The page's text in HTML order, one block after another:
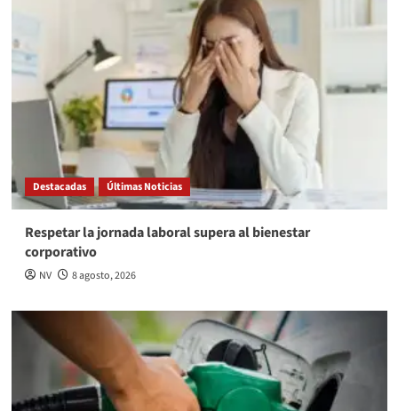
Destacadas Últimas Noticias
Respetar la jornada laboral supera al bienestar
corporativo
NV 8 agosto, 2026